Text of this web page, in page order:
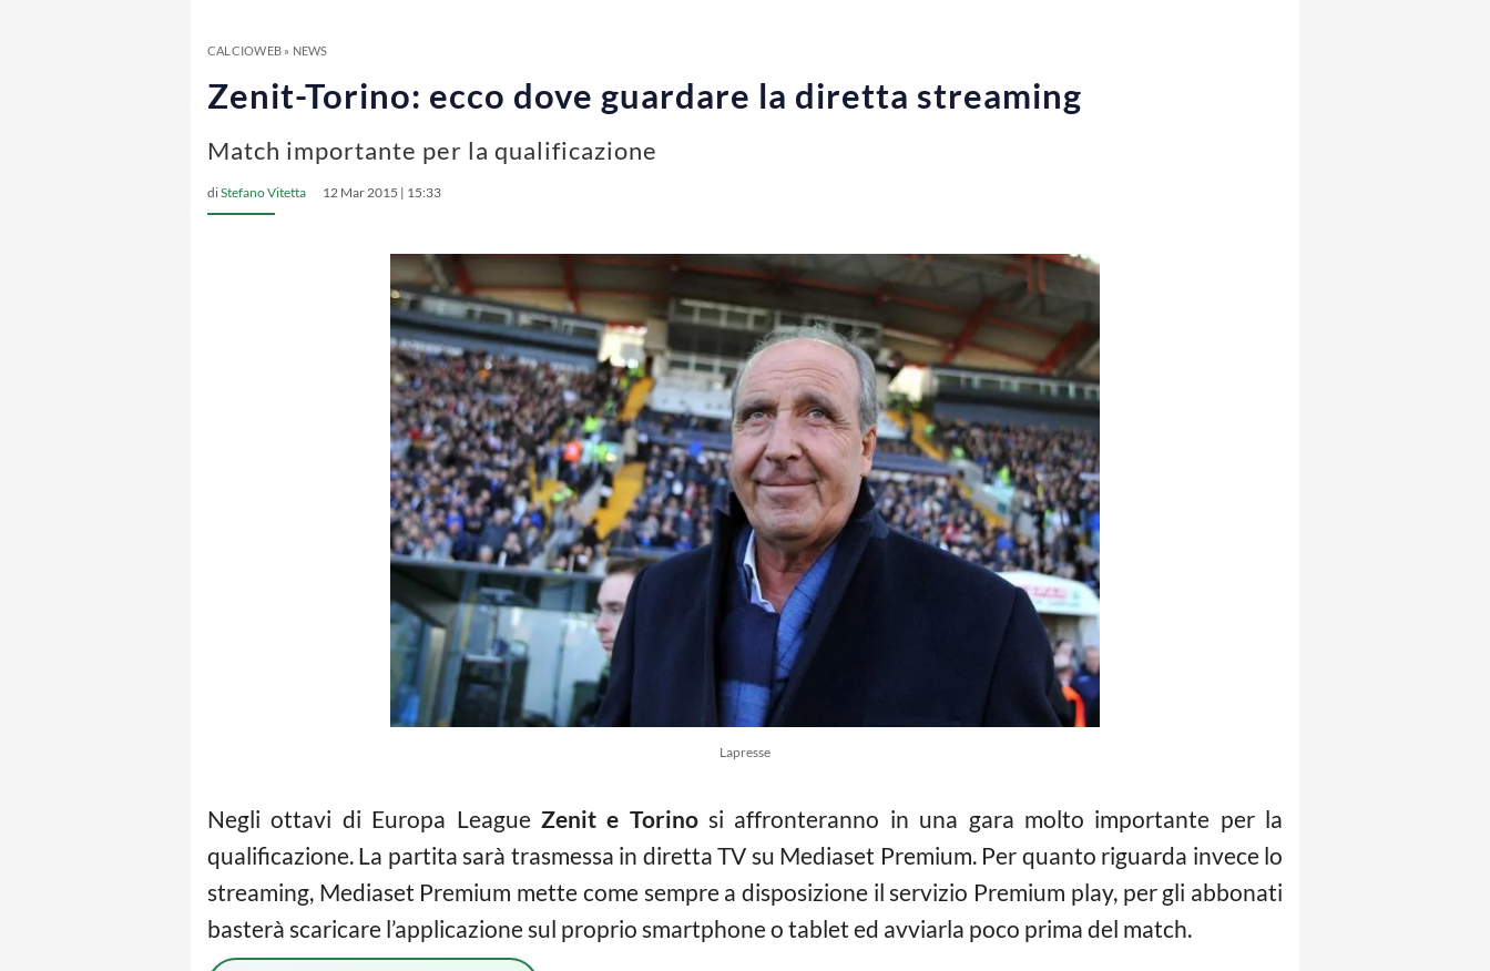
CALCIOWEB» NEWS
Zenit-Torino: ecco dove guardare la diretta streaming
Match importante per la qualificazione
diStefano Vitetta 12 Mar 2015 | 15:33
Lapresse
Negli ottavi di Europa League Zenit e Torino si affronteranno in una gara molto importante per la
qualificazione. La partita sarà trasmessa in diretta TV su Mediaset Premium. Per quanto riguarda invece lo
streaming, Mediaset Premium mette come sempre a disposizione il servizio Premium play, per gli abbonati
basterà scaricare l’applicazione sul proprio smartphone o tablet ed avviarla poco prima del match.